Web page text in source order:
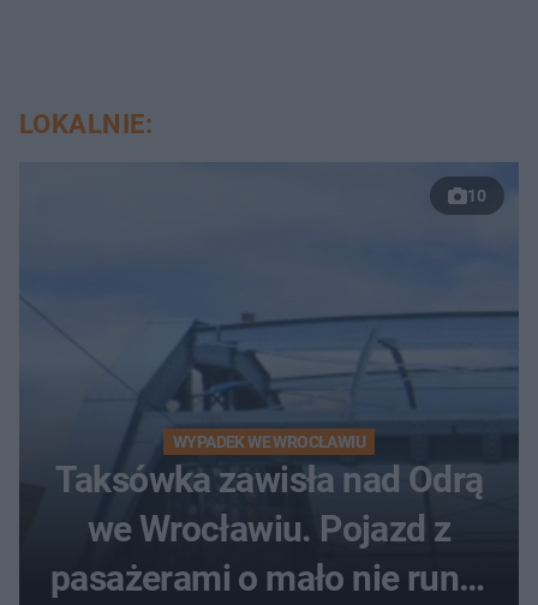
LOKALNIE:
10
WYPADEK WE WROCŁAWIU
Taksówka zawisła nad Odrą
we Wrocławiu. Pojazd z
pasażerami o mało nie runął